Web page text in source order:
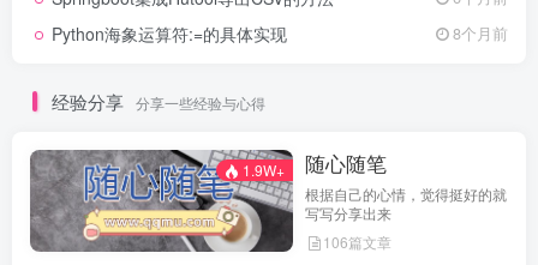
Python海象运算符:=的具体实现 8个月前
经验分享 分享一些经验与心得
1.9W+ 随心随笔
根据自己的心情，觉得挺好的就
写写分享出来
106篇文章